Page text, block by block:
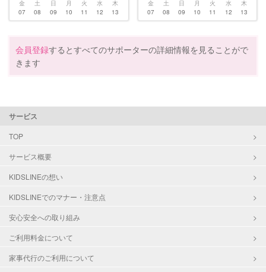
金
07
土
08
日
09
月
10
火
11
水
12
木
13
金
07
土
08
日
09
月
10
火
11
水
12
木
13
会員登録するとすべてのサポーターの詳細情報を見ることがで
きます
サービス
TOP
サービス概要
KIDSLINEの想い
KIDSLINEでのマナー・注意点
安心安全への取り組み
ご利用料金について
家事代行のご利用について